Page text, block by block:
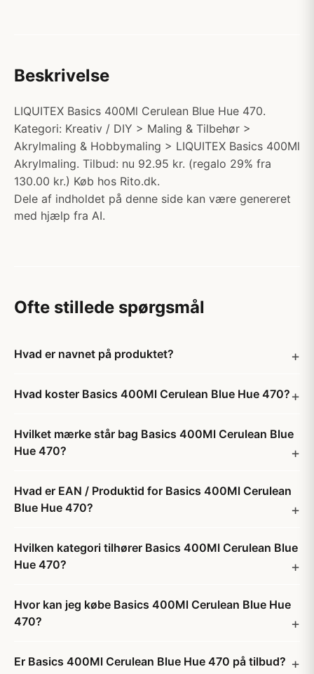
Beskrivelse
LIQUITEX Basics 400Ml Cerulean Blue Hue 470.
Kategori: Kreativ / DIY > Maling & Tilbehør >
Akrylmaling & Hobbymaling > LIQUITEX Basics 400Ml
Akrylmaling. Tilbud: nu 92.95 kr. (regalo 29% fra
130.00 kr.) Køb hos Rito.dk.
Dele af indholdet på denne side kan være genereret
med hjælp fra AI.
Ofte stillede spørgsmål
Hvad er navnet på produktet?
Hvad koster Basics 400Ml Cerulean Blue Hue 470?
Hvilket mærke står bag Basics 400Ml Cerulean Blue
Hue 470?
Hvad er EAN / Produktid for Basics 400Ml Cerulean
Blue Hue 470?
Hvilken kategori tilhører Basics 400Ml Cerulean Blue
Hue 470?
Hvor kan jeg købe Basics 400Ml Cerulean Blue Hue
470?
Er Basics 400Ml Cerulean Blue Hue 470 på tilbud?